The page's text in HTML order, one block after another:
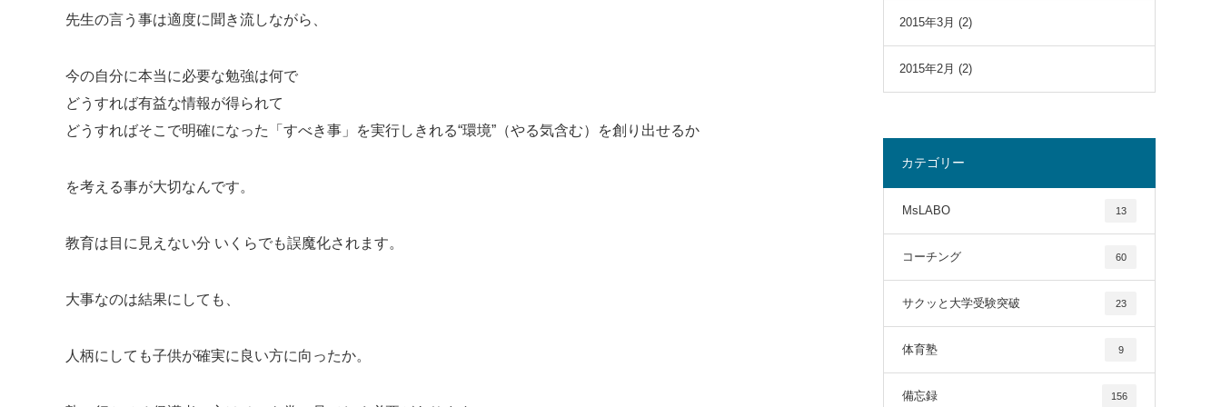
先生の言う事は適度に聞き流しながら、
今の自分に本当に必要な勉強は何で
どうすれば有益な情報が得られて
どうすればそこで明確になった「すべき事」を実行しきれる“環境”（やる気含む）を創り出せるか
を考える事が大切なんです。
教育は目に見えない分 いくらでも誤魔化されます。
大事なのは結果にしても、
人柄にしても子供が確実に良い方に向ったか。
2015年3月 (2)
2015年2月 (2)
カテゴリー
MsLABO 13
コーチング 60
サクッと大学受験突破 23
体育塾 9
備忘録 156